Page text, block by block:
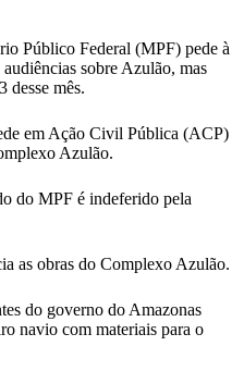
Público Federal (MPF) pede à
sobre Azulão, mas
desse mês.
em Ação Civil Pública (ACP)
Azulão.
do MPF é indeferido pela
as obras do Complexo Azulão.
do governo do Amazonas
navio com materiais para o